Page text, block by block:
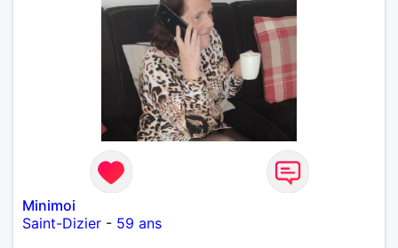
Minimoi
Saint-Dizier - 59 ans